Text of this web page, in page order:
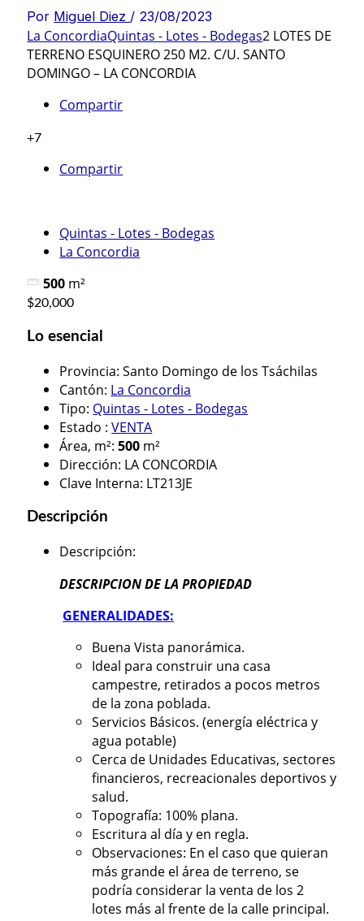
Por Miguel Diez / 23/08/2023
La ConcordiaQuintas - Lotes - Bodegas2 LOTES DE
TERRENO ESQUINERO 250 M2. C/U. SANTO
DOMINGO – LA CONCORDIA
Compartir
+7
Compartir
Quintas - Lotes - Bodegas
La Concordia
500 m²
$20,000
Lo esencial
Provincia: Santo Domingo de los Tsáchilas
Cantón: La Concordia
Tipo: Quintas - Lotes - Bodegas
Estado : VENTA
Área, m²: 500 m²
Dirección: LA CONCORDIA
Clave Interna: LT213JE
Descripción
Descripción:
DESCRIPCION DE LA PROPIEDAD
GENERALIDADES:
Buena Vista panorámica.
Ideal para construir una casa
campestre, retirados a pocos metros
de la zona poblada.
Servicios Básicos. (energía eléctrica y
agua potable)
Cerca de Unidades Educativas, sectores
financieros, recreacionales deportivos y
salud.
Topografía: 100% plana.
Escritura al día y en regla.
Observaciones: En el caso que quieran
más grande el área de terreno, se
podría considerar la venta de los 2
lotes más al frente de la calle principal.